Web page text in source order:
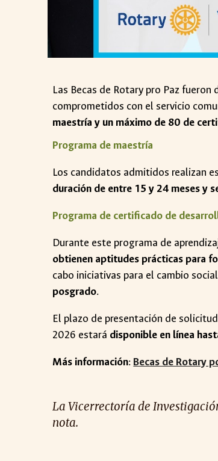
Las Becas de Rotary pro Paz fueron
comprometidos con el servicio
maestría y un máximo de 80 de
Programa de maestría
Los candidatos admitidos realizan
duración de entre 15 y 24 meses y
Programa de certificado de
Durante este programa de
obtienen aptitudes prácticas para
cabo iniciativas para el cambio
posgrado.
El plazo de presentación de
2026 estará disponible en línea
Más información: Becas de Rotary
La Vicerrectoría de
nota.